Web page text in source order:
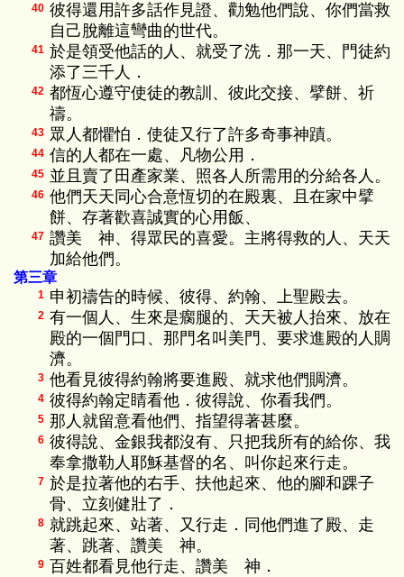
40 彼得還用許多話作見證、勸勉他們說、你們當救
自己脫離這彎曲的世代。
41 於是領受他話的人、就受了洗．那一天、門徒約
添了三千人．
42 都恆心遵守使徒的教訓、彼此交接、擘餅、祈
禱。
43 眾人都懼怕．使徒又行了許多奇事神蹟。
44 信的人都在一處、凡物公用．
45 並且賣了田產家業、照各人所需用的分給各人。
46 他們天天同心合意恆切的在殿裏、且在家中擘
餅、存著歡喜誠實的心用飯、
47 讚美 神、得眾民的喜愛。主將得救的人、天天
加給他們。
第三章
1 申初禱告的時候、彼得、約翰、上聖殿去。
2 有一個人、生來是瘸腿的、天天被人抬來、放在
殿的一個門口、那門名叫美門、要求進殿的人賙
濟。
3 他看見彼得約翰將要進殿、就求他們賙濟。
4 彼得約翰定睛看他．彼得說、你看我們。
5 那人就留意看他們、指望得著甚麼。
6 彼得說、金銀我都沒有、只把我所有的給你、我
奉拿撒勒人耶穌基督的名、叫你起來行走。
7 於是拉著他的右手、扶他起來、他的腳和踝子
骨、立刻健壯了．
8 就跳起來、站著、又行走．同他們進了殿、走
著、跳著、讚美 神。
9 百姓都看見他行走、讚美 神．